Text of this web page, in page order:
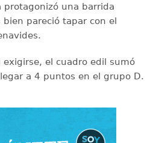
protagonizó una barrida
pareció tapar con el
el cuadro edil sumó
a 4 puntos en el grupo D.